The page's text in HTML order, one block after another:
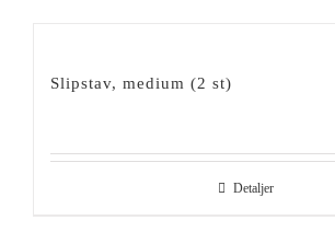
Slipstav, medium (2 st)
Detaljer